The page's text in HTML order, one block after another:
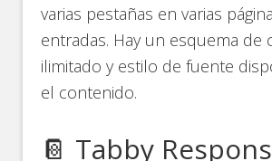
varias pestañas en varias
entradas. Hay un esquema de
ilimitado y estilo de fuente
el contenido.
📔 Tabby